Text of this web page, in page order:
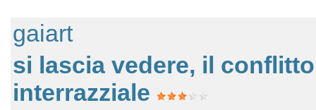
gaiart
si lascia vedere, il conflitto
interrazziale